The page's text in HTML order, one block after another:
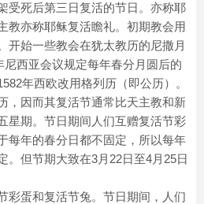
受死后第三日复活的节日。亦称耶
教亦称耶稣复活瞻礼。初期教会用
开始一些教会在犹太教历的尼撒月
尼西亚会议规定每年春分月圆后的
年西欧改用格列历（即公历）。
，因而其复活节通常比天主教和新
星期。节日期间人们互赠复活节彩
每年的春分日都不固定，所以每年
。但节期大致在3月22日至4月25日
彩蛋和复活节兔。节日期间，人们